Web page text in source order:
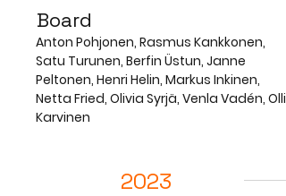
Board
Anton Pohjonen, Rasmus Kankkonen,
Satu Turunen, Berfin Üstun, Janne
Peltonen, Henri Helin, Markus Inkinen,
Netta Fried, Olivia Syrjä, Venla Vadén, Olli
Karvinen
2023